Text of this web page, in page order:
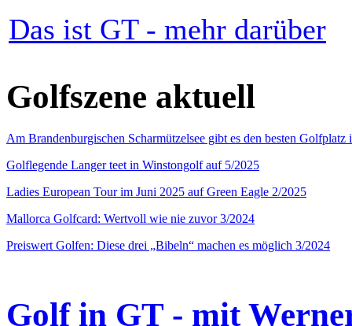
Das ist GT - mehr darüber
Golfszene aktuell
Am Brandenburgischen Scharmützelsee gibt es den besten
Golflegende Langer teet in Winstongolf auf 5/2025
Ladies European Tour im Juni 2025 auf Green Eagle 2/2025
Mallorca Golfcard: Wertvoll wie nie zuvor 3/2024
Preiswert Golfen: Diese drei „Bibeln“ machen es möglich 3/2024
Golf in GT - mit